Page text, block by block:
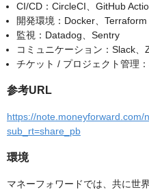
CI/CD：CircleCI、GitHub
開発環境：Docker、
監視：Datadog、Sentry
コミュニケーション：Slack、
チケット / プロジェクト管理
参考URL
https://note.moneyforward.com/
sub_rt=share_pb
環境
マネーフォワードでは、共に世